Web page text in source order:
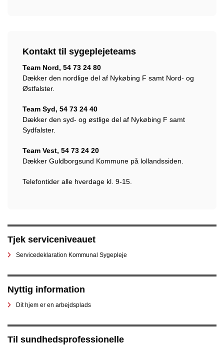
Kontakt til sygeplejeteams
Team Nord, 54 73 24 80
Dækker den nordlige del af Nykøbing F samt Nord- og
Østfalster.
Team Syd, 54 73 24 40
Dækker den syd- og østlige del af Nykøbing F samt
Sydfalster.
Team Vest, 54 73 24 20
Dækker Guldborgsund Kommune på lollandssiden.
Telefontider alle hverdage kl. 9-15.
Tjek serviceniveauet
Servicedeklaration Kommunal Sygepleje
Nyttig information
Dit hjem er en arbejdsplads
Til sundhedsprofessionelle